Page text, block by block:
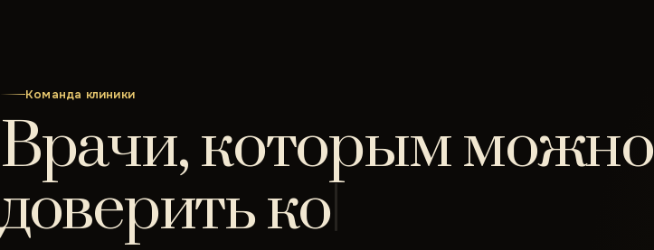
Команда клиники
Врачи, которым можно
доверитько